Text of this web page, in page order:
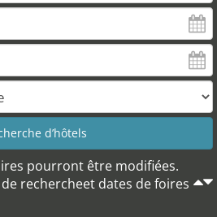
pourront être modifiées.
rechercheet dates de foires